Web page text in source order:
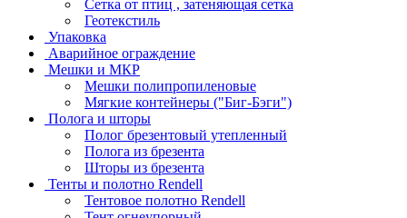
Сетка от птиц , затеняющая сетка
Геотекстиль
Упаковка
Аварийное ограждение
Мешки и МКР
Мешки полипропиленовые
Мягкие контейнеры ("Биг-Бэги")
Полога и шторы
Полог брезентовый утепленный
Полога из брезента
Шторы из брезента
Тенты и полотно Rendell
Тентовое полотно Rendell